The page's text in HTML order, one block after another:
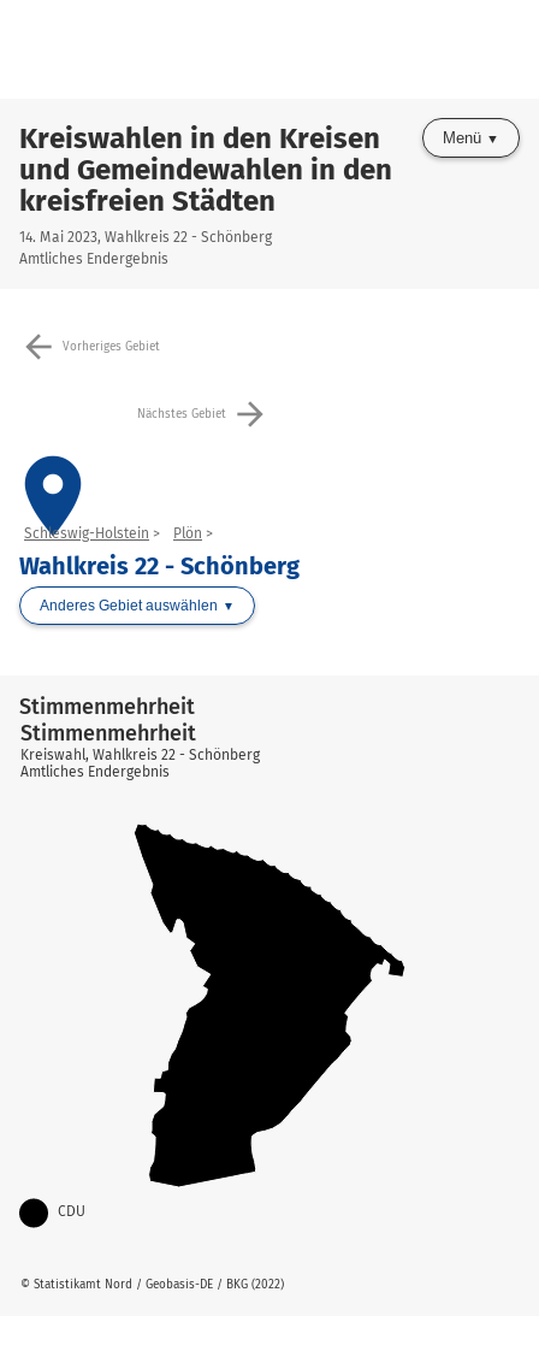
Kreiswahlen in den Kreisen
und Gemeindewahlen in den
kreisfreien Städten
14. Mai 2023, Wahlkreis 22 - Schönberg
Amtliches Endergebnis
Menü
arrow_back Vorheriges Gebiet
Nächstes Gebiet arrow_forward
place
Schleswig-Holstein Plön
Wahlkreis 22 - Schönberg
Anderes Gebiet auswählen
Stimmenmehrheit
© Statistikamt Nord / Geobasis-DE / BKG (2022)
Stimmenmehrheit
Kreiswahl, Wahlkreis 22 - Schönberg
Amtliches Endergebnis
CDU